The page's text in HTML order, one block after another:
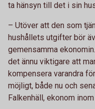
ta hänsyn till det i sin
– Utöver att den som
hushållets utgifter bör
gemensamma
det ännu viktigare att
kompensera varandra
möjligt, både nu och
Falkenhäll, ekonom